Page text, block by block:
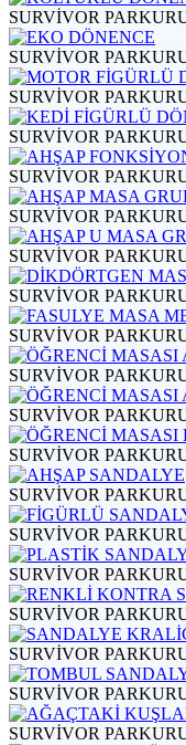
SURVİVOR
SURVİVOR
SURVİVOR
SURVİVOR
SURVİVOR
SURVİVOR
SURVİVOR
SURVİVOR
SURVİVOR
SURVİVOR
SURVİVOR
SURVİVOR
SURVİVOR
SURVİVOR
SURVİVOR
SURVİVOR
SURVİVOR
SURVİVOR
SURVİVOR